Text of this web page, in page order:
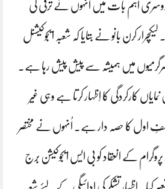
اہم بات میں اُنہوں نے ترقی کی
کرن بانو نے بتایا کہ شعبہ ایجوکیشنل
میں ہمیشہ سے پیش پیش رہا ہے۔
کارکردگی کا اِظہار کرتا ہے وہی غیر
اول کا حصہ دار ہے۔ اُنہوں نے مختصر
کے انعقاد کو بی ایس ایجوکیشن بِرج